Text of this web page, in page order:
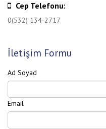
Cep Telefonu:
0(532) 134-2717
İletişim Formu
Ad Soyad
Email